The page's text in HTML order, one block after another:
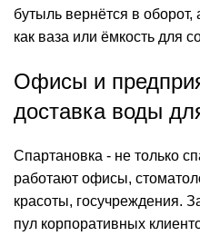
бутыль вернётся в оборот,
как ваза или ёмкость для
Офисы и
доставка воды
Спартановка - не только
работают офисы,
красоты, госучреждения.
пул корпоративных